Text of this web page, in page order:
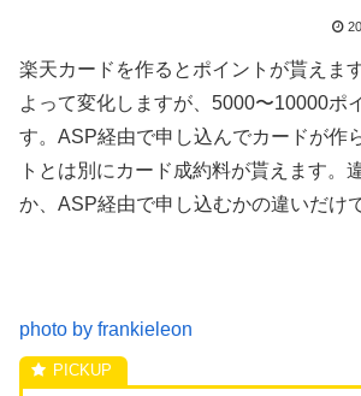
楽天カードを作るとポイントが貰えま
よって変化しますが、5000〜10000ポ
す。ASP経由で申し込んでカードが作
トとは別にカード成約料が貰えます。
か、ASP経由で申し込むかの違いだけ
photo by frankieleon